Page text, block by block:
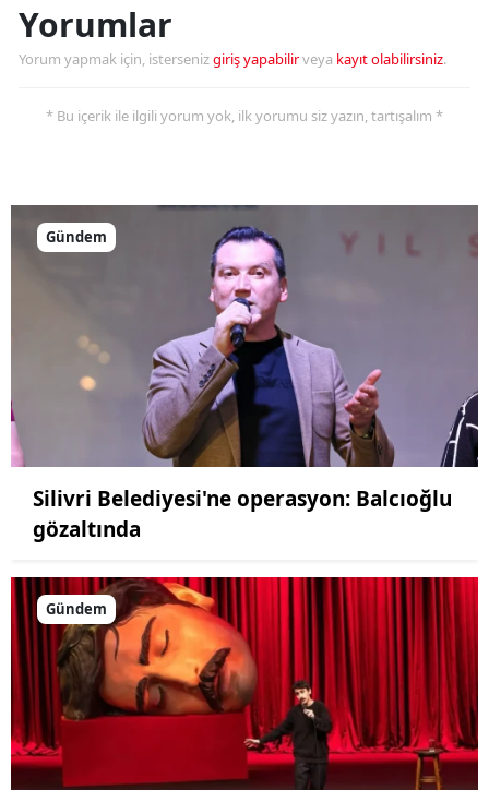
Yorumlar
Yorum yapmak için, istersenizgiriş yapabilirveya kayıt olabilirsiniz.
* Bu içerik ile ilgili yorum yok, ilk yorumu siz yazın, tartışalım *
Gündem
Silivri Belediyesi'ne operasyon: Balcıoğlu
gözaltında
Gündem